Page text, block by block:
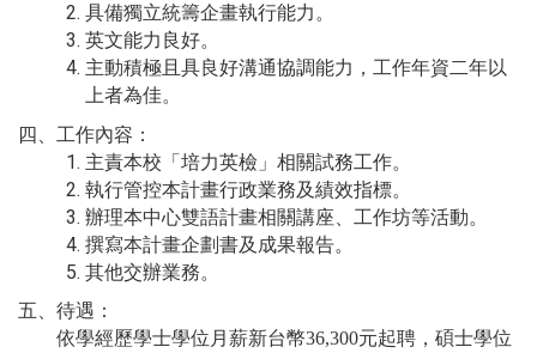
具備獨立統籌企畫執行能力。
英文能力良好。
主動積極且具良好溝通協調能力，工作年資二年以
上者為佳。
四、工作內容：
主責本校「培力英檢」相關試務工作。
執行管控本計畫行政業務及績效指標。
辦理本中心雙語計畫相關講座、工作坊等活動。
撰寫本計畫企劃書及成果報告。
其他交辦業務。
五、待遇：
依學經歷學士學位月薪新台幣36,300元起聘，碩士學位